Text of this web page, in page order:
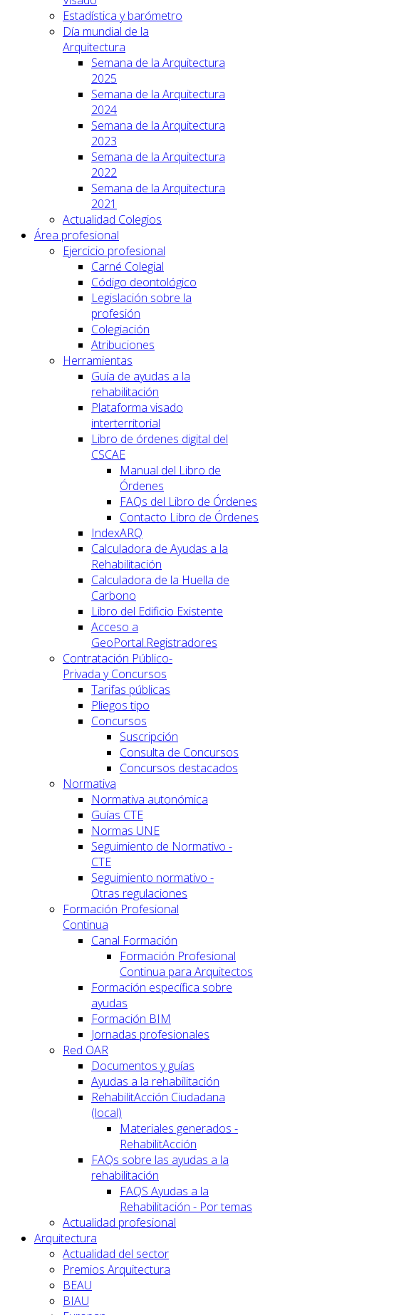
Estadística y barómetro
Día mundial de la
Arquitectura
Semana de la Arquitectura
2025
Semana de la Arquitectura
2024
Semana de la Arquitectura
2023
Semana de la Arquitectura
2022
Semana de la Arquitectura
2021
Actualidad Colegios
Área profesional
Ejercicio profesional
Carné Colegial
Código deontológico
Legislación sobre la
profesión
Colegiación
Atribuciones
Herramientas
Guía de ayudas a la
rehabilitación
Plataforma visado
interterritorial
Libro de órdenes digital del
CSCAE
Manual del Libro de
Órdenes
FAQs del Libro de Órdenes
Contacto Libro de Órdenes
IndexARQ
Calculadora de Ayudas a la
Rehabilitación
Calculadora de la Huella de
Carbono
Libro del Edificio Existente
Acceso a
GeoPortal.Registradores
Contratación Público-
Privada y Concursos
Tarifas públicas
Pliegos tipo
Concursos
Suscripción
Consulta de Concursos
Concursos destacados
Normativa
Normativa autonómica
Guías CTE
Normas UNE
Seguimiento de Normativo -
CTE
Seguimiento normativo -
Otras regulaciones
Formación Profesional
Continua
Canal Formación
Formación Profesional
Continua para Arquitectos
Formación específica sobre
ayudas
Formación BIM
Jornadas profesionales
Red OAR
Documentos y guías
Ayudas a la rehabilitación
RehabilitAcción Ciudadana
(local)
Materiales generados -
RehabilitAcción
FAQs sobre las ayudas a la
rehabilitación
FAQS Ayudas a la
Rehabilitación - Por temas
Actualidad profesional
Arquitectura
Actualidad del sector
Premios Arquitectura
BEAU
BIAU